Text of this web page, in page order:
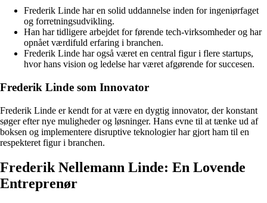
Frederik Linde har en solid uddannelse inden for ingeniørfaget
og forretningsudvikling.
Han har tidligere arbejdet for førende tech-virksomheder og har
opnået værdifuld erfaring i branchen.
Frederik Linde har også været en central figur i flere startups,
hvor hans vision og ledelse har været afgørende for succesen.
Frederik Linde som Innovator
Frederik Linde er kendt for at være en dygtig innovator, der konstant
søger efter nye muligheder og løsninger. Hans evne til at tænke ud af
boksen og implementere disruptive teknologier har gjort ham til en
respekteret figur i branchen.
Frederik Nellemann Linde: En Lovende
Entreprenør